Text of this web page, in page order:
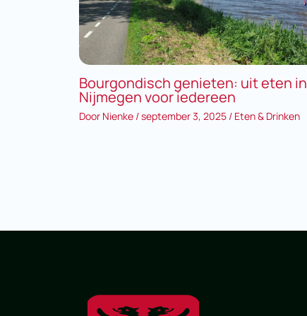
Bourgondisch genieten: uit eten in
Nijmegen voor iedereen
Door Nienke /september 3, 2025 / Eten & Drinken